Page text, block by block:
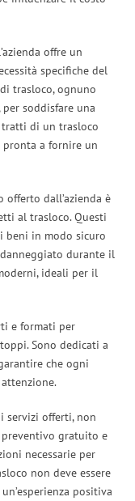
offre un
specifiche del
trasloco, ognuno
soddisfare una
tratti di un trasloco
pronta a fornire un
dall’azienda è
al trasloco. Questi
beni in modo sicuro
durante il
ideali per il
e formati per
Sono dedicati a
che ogni
servizi offerti, non
preventivo gratuito e
necessarie per
non deve essere
positiva